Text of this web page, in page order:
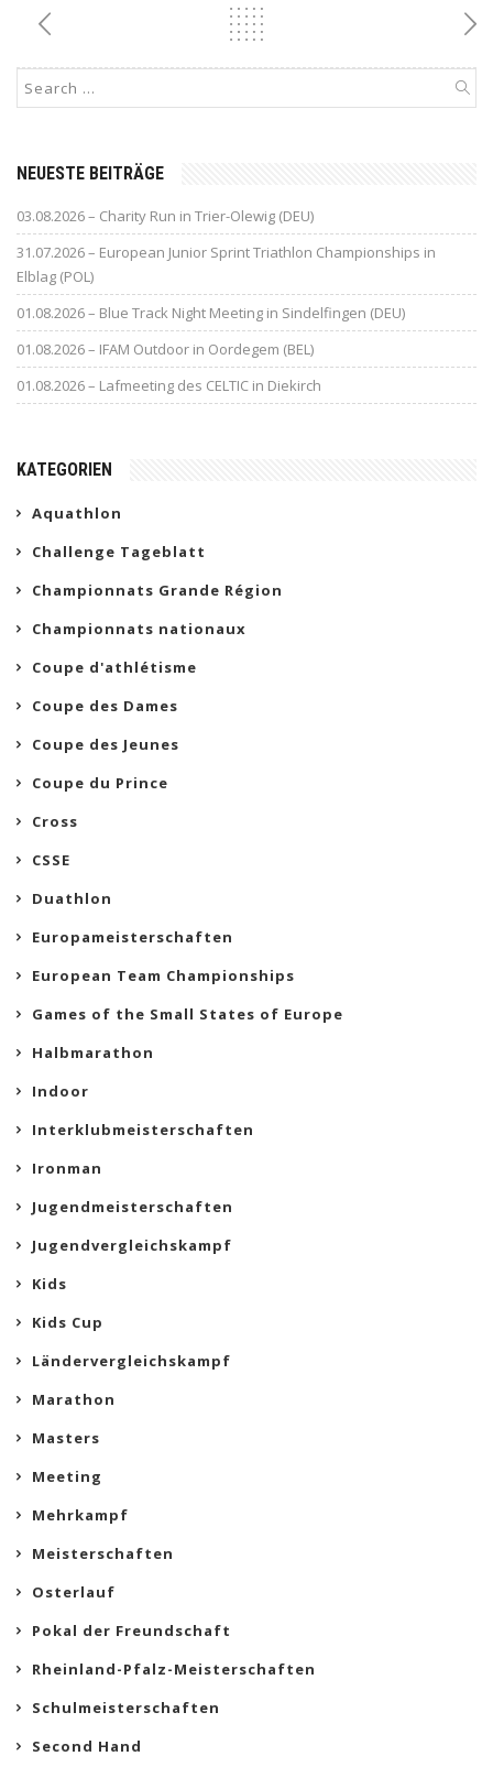
NEUESTE BEITRÄGE
03.08.2026 – Charity Run in Trier-Olewig (DEU)
31.07.2026 – European Junior Sprint Triathlon Championships in
Elblag (POL)
01.08.2026 – Blue Track Night Meeting in Sindelfingen (DEU)
01.08.2026 – IFAM Outdoor in Oordegem (BEL)
01.08.2026 – Lafmeeting des CELTIC in Diekirch
KATEGORIEN
Aquathlon
Challenge Tageblatt
Championnats Grande Région
Championnats nationaux
Coupe d'athlétisme
Coupe des Dames
Coupe des Jeunes
Coupe du Prince
Cross
CSSE
Duathlon
Europameisterschaften
European Team Championships
Games of the Small States of Europe
Halbmarathon
Indoor
Interklubmeisterschaften
Ironman
Jugendmeisterschaften
Jugendvergleichskampf
Kids
Kids Cup
Ländervergleichskampf
Marathon
Masters
Meeting
Mehrkampf
Meisterschaften
Osterlauf
Pokal der Freundschaft
Rheinland-Pfalz-Meisterschaften
Schulmeisterschaften
Second Hand